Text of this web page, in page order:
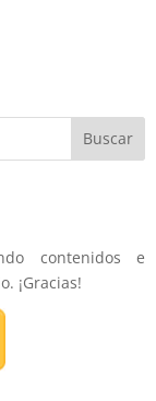
contenidos e
¡Gracias!